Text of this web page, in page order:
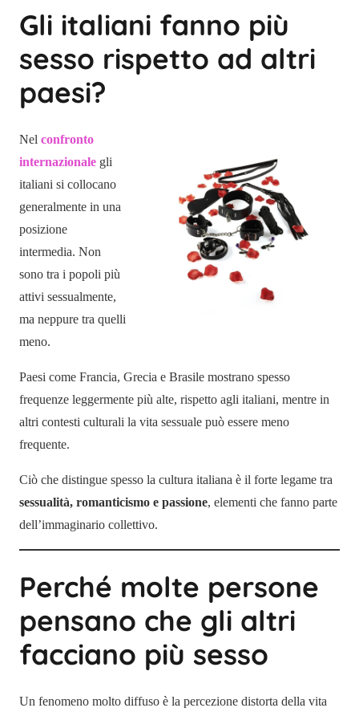
Gli italiani fanno più
sesso rispetto ad altri
paesi?
Nel confronto
internazionale gli
italiani si collocano
generalmente in una
posizione
intermedia. Non
sono tra i popoli più
attivi sessualmente,
ma neppure tra quelli
meno.
Paesi come Francia, Grecia e Brasile mostrano spesso
frequenze leggermente più alte, rispetto agli italiani, mentre in
altri contesti culturali la vita sessuale può essere meno
frequente.
Ciò che distingue spesso la cultura italiana è il forte legame tra
sessualità, romanticismo e passione, elementi che fanno parte
dell’immaginario collettivo.
Perché molte persone
pensano che gli altri
facciano più sesso
Un fenomeno molto diffuso è la percezione distorta della vita